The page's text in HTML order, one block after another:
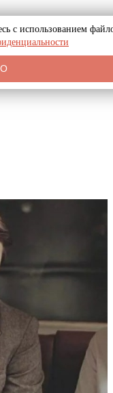
с использованием